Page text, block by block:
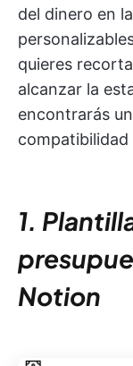
del dinero en
quieres
alcanzar la
encontrarás
compatibilidad
1.
Notion